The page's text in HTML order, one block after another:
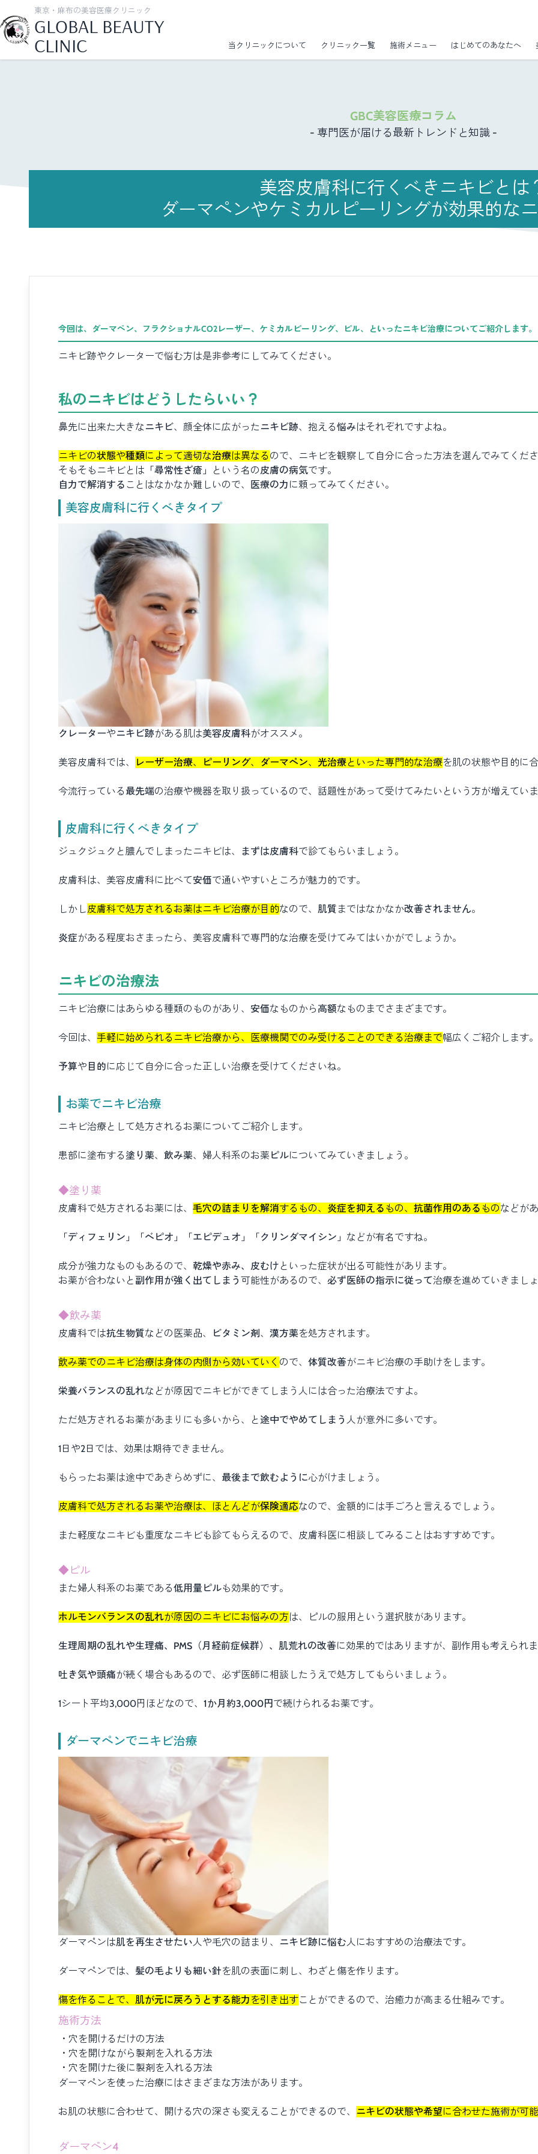
東京・麻布の美容医療クリニック
GLOBAL BEAUTY
CLINIC
当クリニックについて クリニック一覧 施術メニュー はじめてのあなたへ
GBC美容医療コラム
- 専門医が届ける最新トレンドと知識 -
美容皮膚科に行くべきニキビとは
ダーマペンやケミカルピーリングが効果的な
今回は、 ダーマペン、フラクショナルCO2レーザー、ケミカルピーリング、ピル、といったニキビ治療についてご紹介します。
ニキビ跡やクレーターで悩む方は是非参考にしてみてください。
私のニキビはどうしたらいい？
鼻先に出来た大きな ニキビ、顔全体に広がったニキビ跡、抱える悩みはそれぞれですよね。
ニキビの状態や種類によって適切な治療は異なる ので、ニキビを観察して自分に合った方法を選んでみてくだ
そもそもニキビとは 「尋常性ざ瘡」 という名の皮膚の病気です。
自力で解消する ことはなかなか難しいので、 医療の力 に頼ってみてください。
美容皮膚科に行くべきタイプ
クレーターやニキビ跡がある肌は美容皮膚科がオススメ。
美容皮膚科では、 レーザー治療、 ピーリング、 ダーマペン、 光治療といった専門的な治療を肌の状態や目的に
今流行っている 最先端の治療や機器を取り扱っているので、話題性があって受けてみたいという方が増えてい
皮膚科に行くべきタイプ
ジュクジュクと膿んでしまったニキビは、 まずは皮膚科で診てもらいましょう。
皮膚科は、美容皮膚科に比べて安価で通いやすいところが魅力的です。
しかし皮膚科で処方されるお薬はニキビ治療が目的なので、 肌質まではなかなか改善されません。
炎症がある程度おさまったら、美容皮膚科で専門的な治療を受けてみてはいかがでしょうか。
ニキビの治療法
ニキビ治療にはあらゆる種類のものがあり、 安価なものから 高額なものまでさまざまです。
今回は、 手軽に始められるニキビ治療から、医療機関でのみ受けることのできる治療まで幅広くご紹介します。
予算や 目的に応じて自分に合った正しい治療を受けてくださいね。
お薬でニキビ治療
ニキビ治療として処方されるお薬についてご紹介します。
患部に塗布する 塗り薬、 飲み薬、婦人科系のお薬ピルについてみていきましょう。
◆塗り薬
皮膚科で処方されるお薬には、 毛穴の詰まりを解消するもの、 炎症を抑える もの、 抗菌作用のある ものなどが
「ディフェリン」「ベピオ」「エピデュオ」「クリンダマイシン」 などが有名ですね。
成分が強力なものもあるので、 乾燥や赤み、皮むけ といった症状が出る可能性があります。
お薬が合わないと 副作用が強く出てしまう 可能性があるので、 必ず医師の指示に従って治療を進めていきまし
◆飲み薬
皮膚科では抗生物質などの医薬品、 ビタミン剤、 漢方薬を処方されます。
飲み薬でのニキビ治療は身体の内側から効いていく ので、 体質改善がニキビ治療の手助けをします。
栄養バランスの乱れなどが原因でニキビができてしまう人には合った治療法ですよ。
ただ処方されるお薬があまりにも多いから、と途中でやめてしまう 人が意外に多いです。
1日や2日では、効果は期待できません。
もらったお薬は途中であきらめずに、 最後まで飲むように心がけましょう。
皮膚科で処方されるお薬や治療は、ほとんどが保険適応なので、金額的には手ごろと言えるでしょう。
また軽度なニキビも重度なニキビも診てもらえるので、皮膚科医に相談してみることはおすすめです。
◆ピル
また婦人科系のお薬である低用量ピルも効果的です。
ホルモンバランスの乱れが原因のニキビにお悩みの方は、ピルの服用という選択肢があります。
生理周期の乱れや生理痛、PMS（月経前症候群）、肌荒れの改善に効果的ではありますが、副作用も考えられ
吐き気や頭痛が続く場合もあるので、必ず医師に相談したうえで処方してもらいましょう。
1シート平均3,000円ほどなので、 1か月約3,000円 で続けられるお薬です。
ダーマペンでニキビ治療
ダーマペンは肌を再生させたい人や毛穴の詰まり、 ニキビ跡に悩む人におすすめの治療法です。
ダーマペンでは、 髪の毛よりも細い針を肌の表面に刺し、わざと傷を作ります。
傷を作ることで、 肌が元に戻ろうとする能力 を引き出すことができるので、治癒力が高まる仕組みです。
施術方法
・穴を開けるだけの方法
・穴を開けながら製剤を入れる方法
・穴を開けた後に製剤を入れる方法
ダーマペンを使った治療にはさまざまな方法があります。
お肌の状態に合わせて、開ける穴の深さも変えることができるので、 ニキビの状態や希望に合わせた施術が可能
ダーマペン4